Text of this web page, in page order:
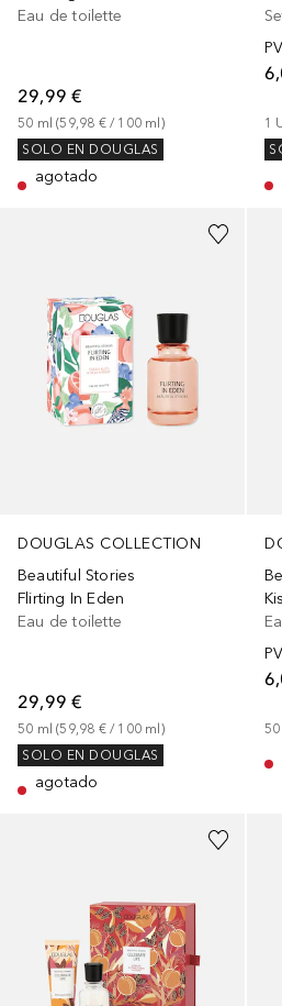
Eau de toilette
29,99 €
50 ml (59,98 € / 100 ml )
SOLO EN DOUGLAS
agotado
1
DOUGLAS COLLECTION
Beautiful Stories
Flirting In Eden
Eau de toilette
29,99 €
50 ml (59,98 € / 100 ml)
SOLO EN DOUGLAS
agotado
50